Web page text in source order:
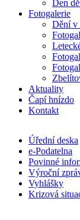
Den
Fotogalerie
Dění v
Aktuality
Čapí hnízdo
Kontakt
Úřední deska
e-Podatelna
Povinné
Výroční
Vyhlášky
Krizová